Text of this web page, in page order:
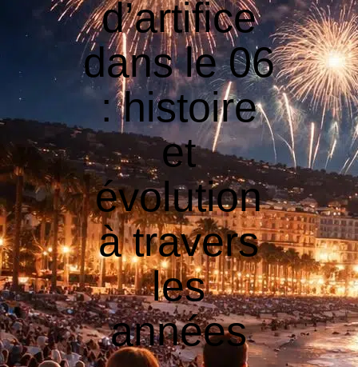
d’artifice
dans le 06
: histoire
et
évolution
à travers
les
années